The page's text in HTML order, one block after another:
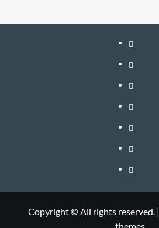
หน้า
แรก
สมัคร
สมาชิก
เติม
เงิน
อัพเกรด
เข้า
สู่
ระบบ
วิธี
ใช้
งาน
วิธี
สมัคร
ติดต่อ
BANNER
Copyright © All rights reserved. |